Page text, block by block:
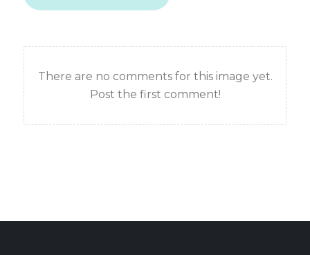
There are no comments for this image yet.
Post the first comment!